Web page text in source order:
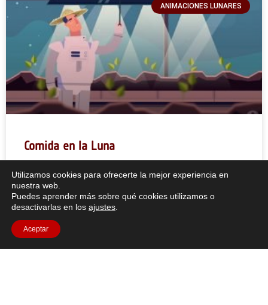
ANIMACIONES LUNARES
Comida en la Luna
Breve descripción: Hay un número limitado de
comestibles que puedes llevar a la Luna, así que
Utilizamos cookies para ofrecerte la mejor experiencia en
nuestra web.
Puedes aprender más sobre qué cookies utilizamos o
desactivarlas en los ajustes
Aceptar